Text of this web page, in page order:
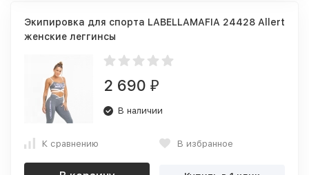
Экипировка для спорта LABELLAMAFIA 24428 Allert
женские леггинсы
2 690 ₽
В наличии
К сравнению В избранное